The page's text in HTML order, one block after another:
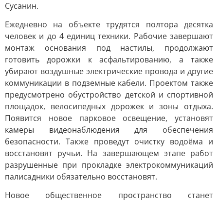
Сусанин.
Ежедневно на объекте трудятся полтора десятка
человек и до 4 единиц техники. Рабочие завершают
монтаж основания под настилы, продолжают
готовить дорожки к асфальтированию, а также
убирают воздушные электрические провода и другие
коммуникации в подземные кабели. Проектом также
предусмотрено обустройство детской и спортивной
площадок, велосипедных дорожек и зоны отдыха.
Появится новое парковое освещение, установят
камеры видеонаблюдения для обеспечения
безопасности. Также проведут очистку водоёма и
восстановят ручьи. На завершающем этапе работ
разрушенные при прокладке электрокоммуникаций
палисадники обязательно восстановят.
Новое общественное пространство станет